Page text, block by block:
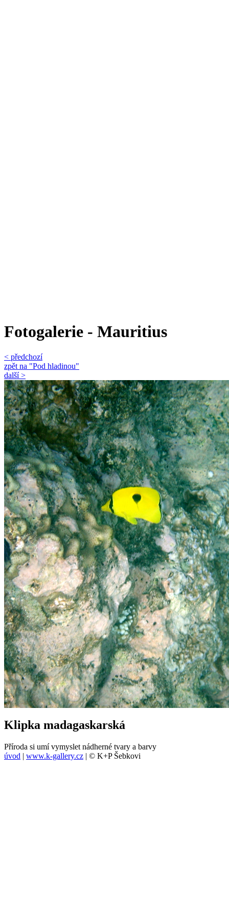
Fotogalerie - Mauritius
< předchozí
zpět na "Pod hladinou"
další >
Klipka madagaskarská
Příroda si umí vymyslet nádherné tvary a barvy
úvod | www.k-gallery.cz | © K+P Šebkovi